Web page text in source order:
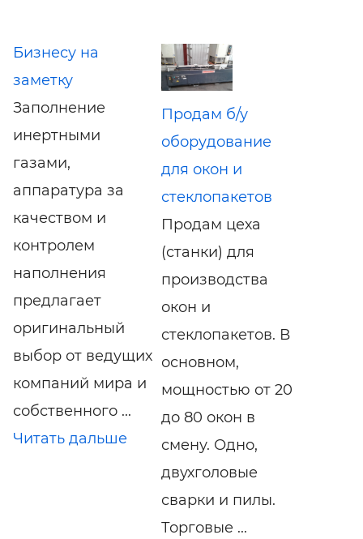
Бизнесу на
заметку
Заполнение
инертными
газами,
аппаратура за
качеством и
контролем
наполнения
предлагает
оригинальный
выбор от ведущих
компаний мира и
собственного ...
Читать дальше
Продам б/у
оборудование
для окон и
стеклопакетов
Продам цеха
(станки) для
производства
окон и
стеклопакетов. В
основном,
мощностью от 20
до 80 окон в
смену. Одно,
двухголовые
сварки и пилы.
Торговые ...